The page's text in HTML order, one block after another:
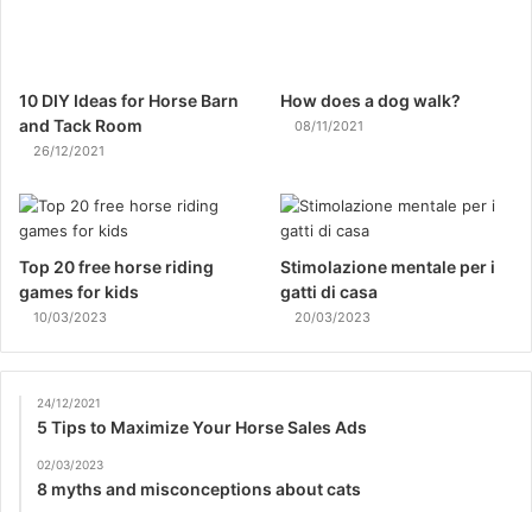
10 DIY Ideas for Horse Barn
and Tack Room
26/12/2021
How does a dog walk?
08/11/2021
Top 20 free horse riding
games for kids
10/03/2023
Stimolazione mentale per i
gatti di casa
20/03/2023
24/12/2021
5 Tips to Maximize Your Horse Sales Ads
02/03/2023
8 myths and misconceptions about cats